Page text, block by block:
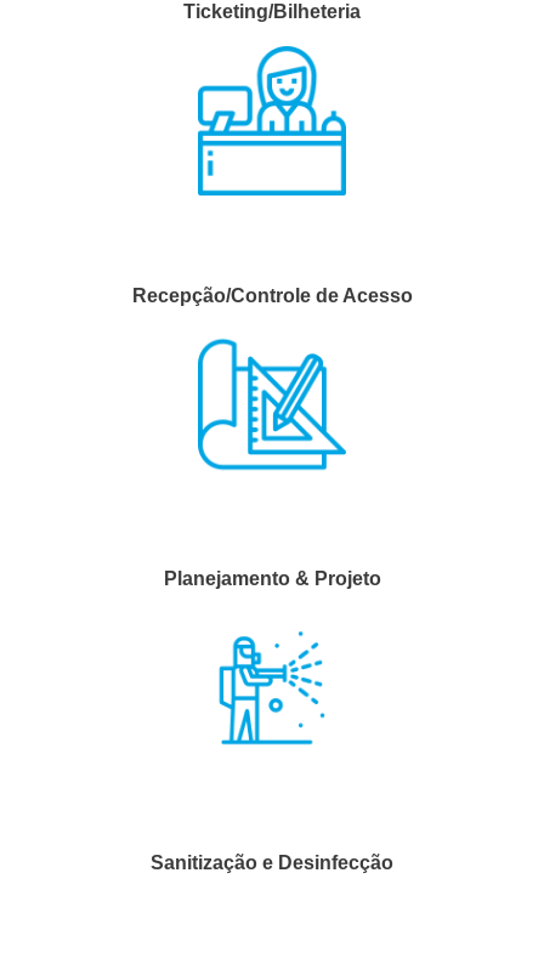
Ticketing/Bilheteria
Recepção/Controle de Acesso
Planejamento & Projeto
Sanitização e Desinfecção